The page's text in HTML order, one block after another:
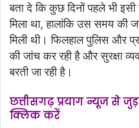
बता दे कि कुछ दिनों पहले भी
मिला था, हालांकि उस समय की
मिली थी। फिलहाल पुलिस और
की जांच कर रही है और सुरक्षा
बरती जा रही है।
छत्तीसगढ़ प्रयाग न्यूज से
क्लिक करें